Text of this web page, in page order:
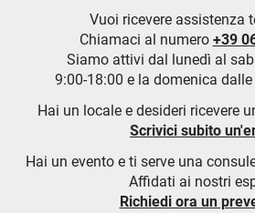
Vuoi ricevere assistenza
Chiamaci al numero +39
Siamo attivi dal lunedì al
9:00-18:00 e la domenica
Hai un locale e desideri ricevere
Scrivici subito
Hai un evento e ti serve una
Affidati ai nostri
Richiedi ora un